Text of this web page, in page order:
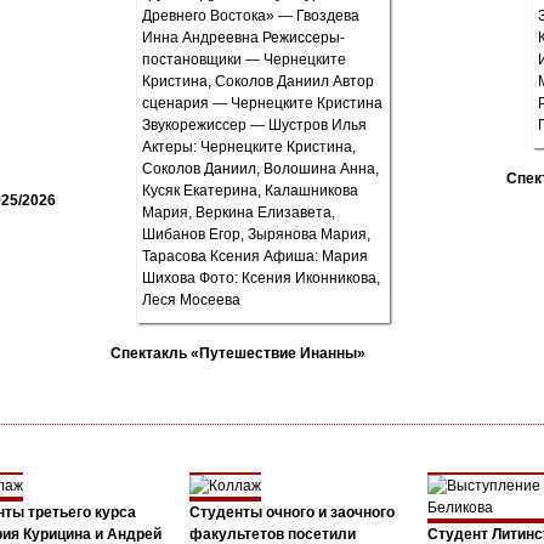
2026
Спектакль «Путешествие Инанны»
третьего курса
Курицина и Андрей
Студенты очного и заочного
факультетов посетили
Студент